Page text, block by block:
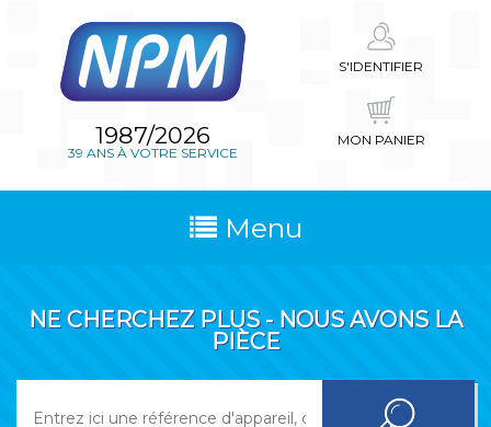
1987/2026
39 ANS À VOTRE SERVICE
S'IDENTIFIER
MON PANIER
Menu
NE CHERCHEZ PLUS - NOUS AVONS LA
PIÈCE